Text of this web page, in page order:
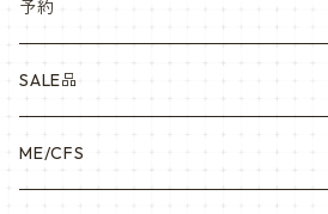
予約
SALE品
ME/CFS